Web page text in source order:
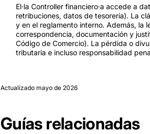
El·la Controller financiero·a accede a
retribuciones, datos de tesorería). La
y en el reglamento interno. Además, la
correspondencia, documentación y
Código de Comercio). La pérdida o
tributaria e incluso responsabilidad
Actualizado mayo de 2026
Guías relacionadas